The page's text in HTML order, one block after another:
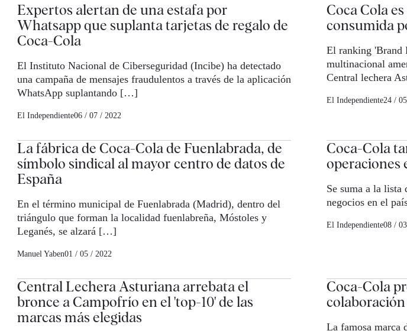
Expertos alertan de una estafa por
Whatsapp que suplanta tarjetas de regalo de
Coca-Cola
El Instituto Nacional de Ciberseguridad (Incibe) ha detectado
una campaña de mensajes fraudulentos a través de la aplicación
WhatsApp suplantando […]
El Independiente06 / 07 / 2022
Coca Cola
consumida
El ranking 'Brand
multinacional
Central lechera
El Independiente24 /
La fábrica de Coca-Cola de Fuenlabrada, de
símbolo sindical al mayor centro de datos de
España
En el término municipal de Fuenlabrada (Madrid), dentro del
triángulo que forman la localidad fuenlabreña, Móstoles y
Leganés, se alzará […]
Manuel Yaben01 / 05 / 2022
Coca-Cola
operaciones
Se suma a la lista
negocios en el
El Independiente08 /
Central Lechera Asturiana arrebata el
bronce a Campofrío en el 'top-10' de las
marcas más elegidas
Coca-Cola
La famosa marca